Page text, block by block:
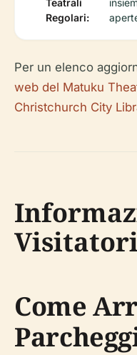
Teatrali
Regolari:
Per un elenco
web del Matuku
Christchurch City
Visitatori
Come